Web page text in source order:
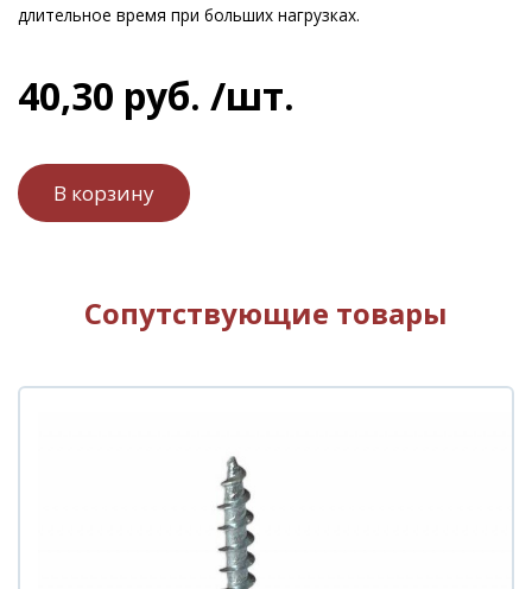
длительное время при больших нагрузках.
40,30 руб. /шт.
Сопутствующие товары